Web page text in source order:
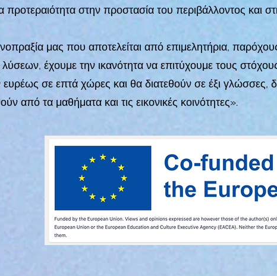
στην προστασία του περιβάλλοντος και
μας που αποτελείται από επιμελητήρια,
έχουμε την ικανότητα να επιτύχουμε τους
σε επτά χώρες και θα διατεθούν σε έξι γλώσσες,
από τα μαθήματα και τις εικονικές κοινότητες».